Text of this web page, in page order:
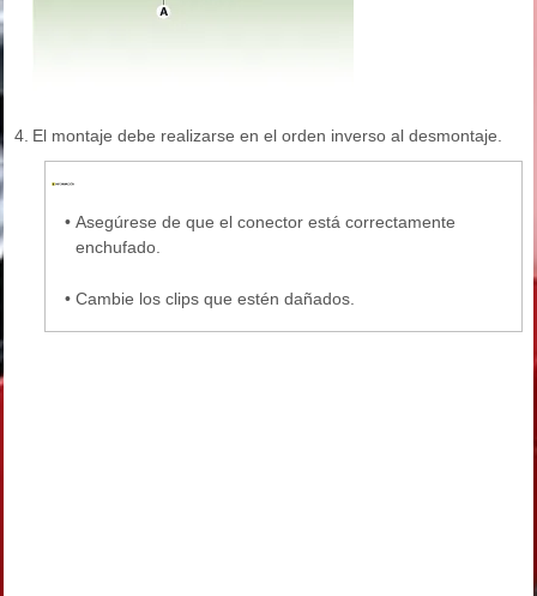
4. El montaje debe realizarse en el orden inverso al desmontaje.
• Asegúrese de que el conector está correctamente
enchufado.
• Cambie los clips que estén dañados.